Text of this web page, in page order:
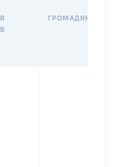
ГРОМАДЯНСТВО